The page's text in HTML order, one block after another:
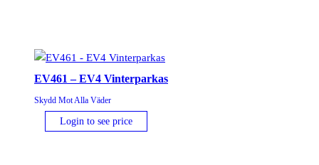
EV461 – EV4 Vinterparkas
Skydd Mot Alla Väder
Login to see price